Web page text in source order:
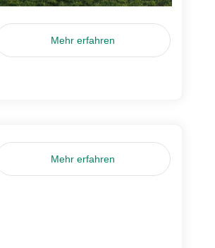
Mehr erfahren
Mehr erfahren